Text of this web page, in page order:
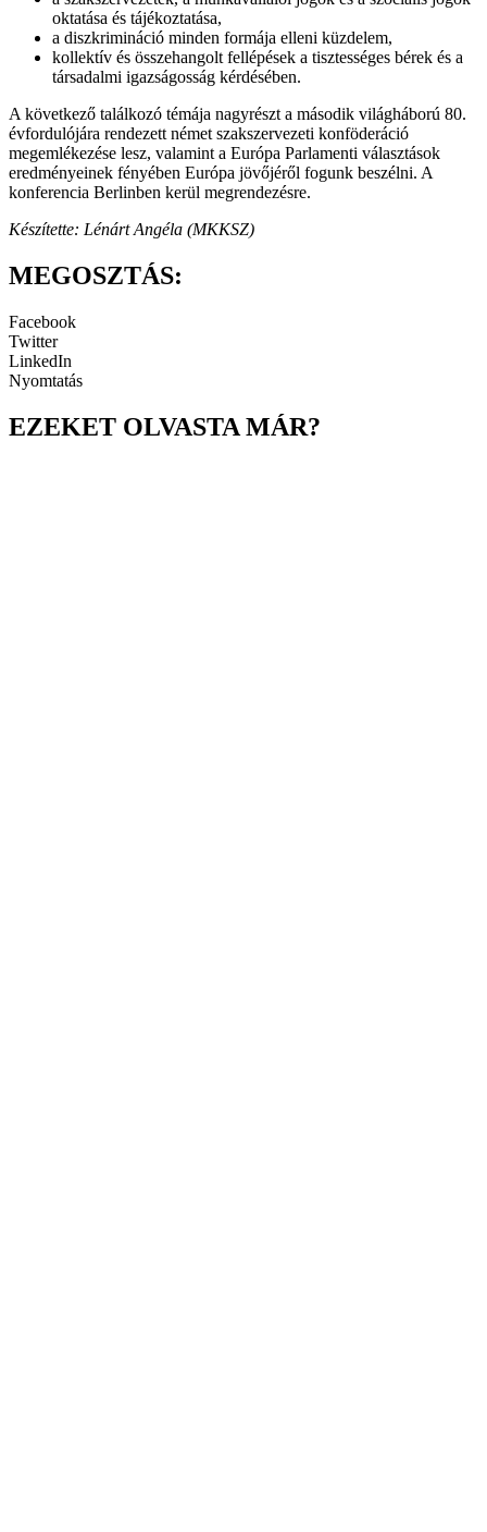
oktatása és tájékoztatása,
a diszkrimináció minden formája elleni küzdelem,
kollektív és összehangolt fellépések a tisztességes bérek és a
társadalmi igazságosság kérdésében.
A következő találkozó témája nagyrészt a második világháború 80.
évfordulójára rendezett német szakszervezeti konföderáció
megemlékezése lesz, valamint a Európa Parlamenti választások
eredményeinek fényében Európa jövőjéről fogunk beszélni. A
konferencia Berlinben kerül megrendezésre.
Készítette: Lénárt Angéla (MKKSZ)
MEGOSZTÁS:
Facebook
Twitter
LinkedIn
Nyomtatás
EZEKET OLVASTA MÁR?